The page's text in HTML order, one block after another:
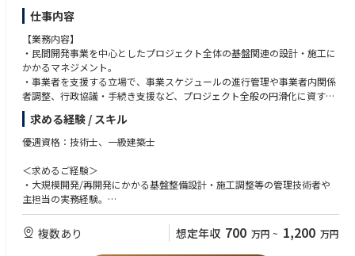
仕事内容
【業務内容】
・民間開発事業を中心としたプロジェクト全体の基盤関連の設計・施工に
かかるマネジメント。
・事業者を支援する立場で、事業スケジュールの進行管理や事業者内関係
者調整、行政協議・手続き支援など、プロジェクト全般の円滑化に資する
全体マネジメント。
・基盤整備工事（造成、排水、道路等）全般の設計・調整 など。
求める経験 / スキル
優遇資格：技術士、一級建築士
＜求めるご経験＞
・大規模開発/再開発にかかる基盤整備設計・施工調整等の管理技術者や
主担当の実務経験。
・大規模開発/再開発にかかる事業者を支援する立場でのプロジェクトマ
ネジメント等の実務経験。
複数あり 想定年収 700 万円 ~ 1,200 万円